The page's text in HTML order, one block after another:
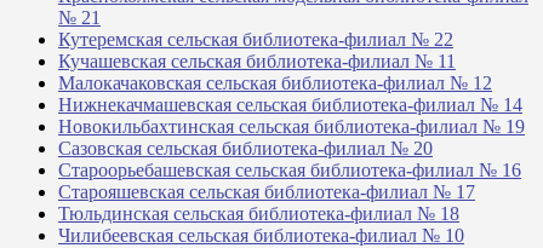
№ 21
Кутеремская сельская библиотека-филиал № 22
Кучашевская сельская библиотека-филиал № 11
Малокачаковская сельская библиотека-филиал № 12
Нижнекачмашевская сельская библиотека-филиал № 14
Новокильбахтинская сельская библиотека-филиал № 19
Сазовская сельская библиотека-филиал № 20
Староорьебашевская сельская библиотека-филиал № 16
Старояшевская сельская библиотека-филиал № 17
Тюльдинская сельская библиотека-филиал № 18
Чилибеевская сельская библиотека-филиал № 10